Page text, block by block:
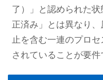
了）」と認められた
正済み」とは異なり
止を含む一連のプロ
されていることが要件